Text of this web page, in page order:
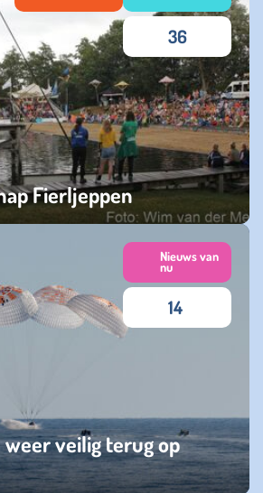
Fierljeppen
2025
36
veilig terug op
Nieuws van
nu
14